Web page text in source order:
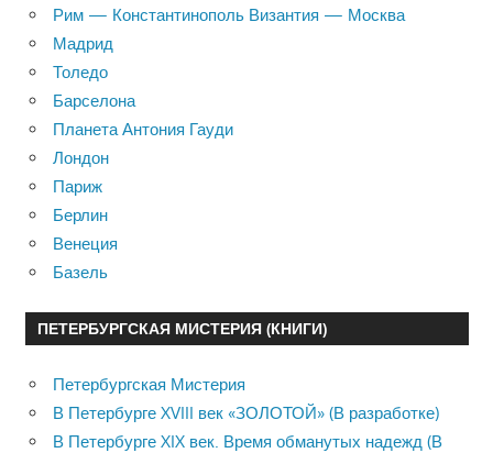
Рим — Константинополь Византия — Москва
Мадрид
Толедо
Барселона
Планета Антония Гауди
Лондон
Париж
Берлин
Венеция
Базель
ПЕТЕРБУРГСКАЯ МИСТЕРИЯ (КНИГИ)
Петербургская Мистерия
В Петербурге XVIII век «ЗОЛОТОЙ» (В разработке)
В Петербурге XIX век. Время обманутых надежд (В